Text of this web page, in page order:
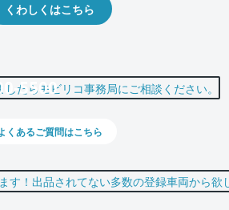
くわしくはこちら
5500
くあるご質問はこちら